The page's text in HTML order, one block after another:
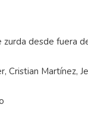
desde fuera
Cristian Martínez,
Soto